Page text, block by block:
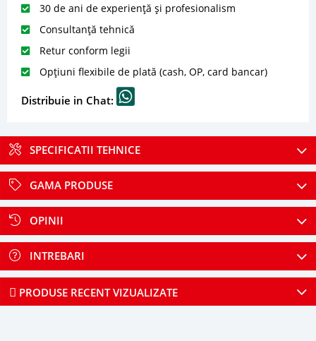
30 de ani de experiență și profesionalism
Consultanță tehnică
Retur conform legii
Opțiuni flexibile de plată (cash, OP, card bancar)
Distribuie in Chat:
SPECIFICATII TEHNICE
GAMA PRODUSE
OPINII
INTREBARI
PRODUSE RECENT VIZUALIZATE